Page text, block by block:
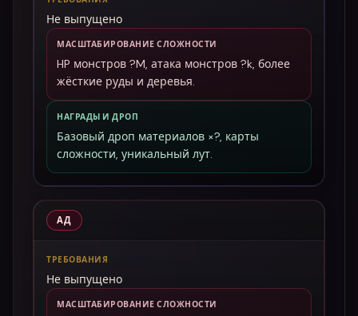
Не выпущено
МАСШТАБИРОВАНИЕ СЛОЖНОСТИ
HP монстров ?M, атака монстров ?k, более
жёсткие руды и деревья.
НАГРАДЫ И ДРОП
Базовый дроп материалов ×?, карты
сложности, уникальный лут.
АД
ТРЕБОВАНИЯ
Не выпущено
МАСШТАБИРОВАНИЕ СЛОЖНОСТИ